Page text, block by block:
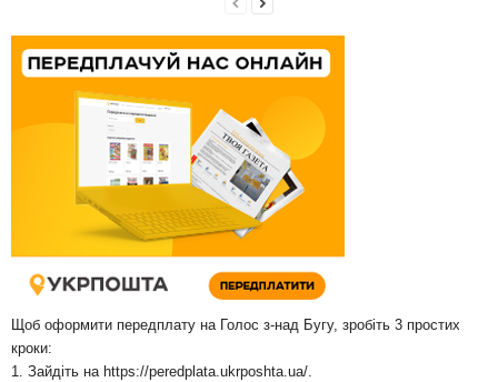
Щоб оформити передплату на Голос з-над Бугу, зробіть 3 простих
кроки:
1. Зайдіть на https://peredplata.ukrposhta.ua/.